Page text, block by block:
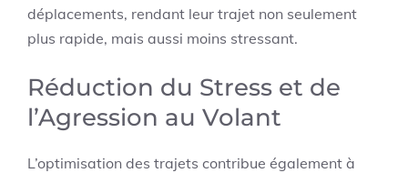
déplacements, rendant leur trajet non seulement
plus rapide, mais aussi moins stressant.
Réduction du Stress et de
l’Agression au Volant
L’optimisation des trajets contribue également à